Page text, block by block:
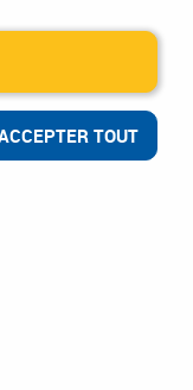
Nous vous
de disque à
machines
sélectionné pour
A compléter
TOUT